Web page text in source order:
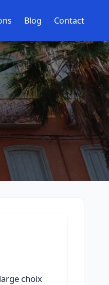
Blog Contact
choix